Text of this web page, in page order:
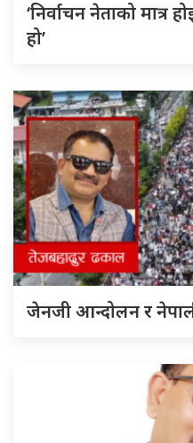
‘निर्वाचन नेताको मात्र
हो’
जेनजी आन्दोलन र